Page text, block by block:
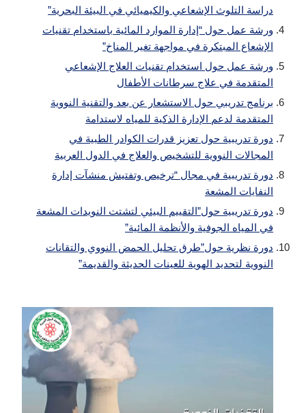
دراسة التلوث الإشعاعي والكيميائي في البيئة البحرية”
ورشة عمل حول “إدارة الموارد المائية باستخدام تقنيات
الإشعاع المبتكرة في مواجهة تغير المناخ”
ورشة عمل حول استخدام تقنيات العلاج الإشعاعي
المتقدمة في علاج سرطانات الأطفال
برنامج تدريبي حول الاستشعار عن بعد والتقنية النووية
المتقدمة لدعم الإدارة الذكية للمياه لاستدامة
دورة تدريبية حول تعزيز قدرات الكوادر الطبية في
المجالات النووية للتشخيص والعلاج في الدول العربية
دورة تدريبية في مجال “ترخيص وتفتيش منشآت إدارة
النفايات المشعة
دورة تدريبية حول”التقييم البيئي لتشتت النويدات المشعة
في المياه الجوفية والأنظمة المائية”
دورة نظرية حول”طرق تحليل الحمض النووي والتقانات
النووية لتحديد الهوية للعينات الحديثة والقديمة”